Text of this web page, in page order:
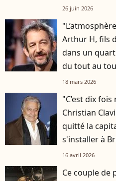
26 juin 2026
Arthur H, fils
dans un
du tout au
18 mars 2026
"C’est dix fois
Christian
quitté la
s'installer à
16 avril 2026
Ce couple de